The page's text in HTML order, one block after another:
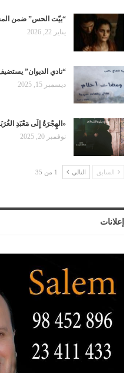
“بيّت الحس” ضمن المسابقة
يناير 22, 2026
“نادي الديوان”
ديسمبر 15, 2025
«الهِجْرَةُ إِلَى مَعْبَدِ
نوفمبر 20, 2025
السابق التالي 1 من 35
إعلانات